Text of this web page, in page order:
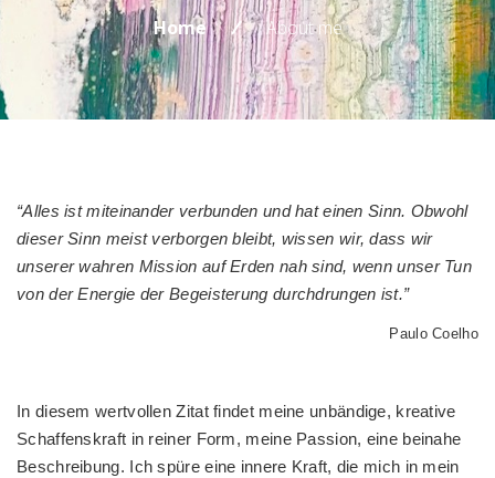
Home About me
“Alles ist miteinander verbunden und hat einen Sinn. Obwohl
dieser Sinn meist verborgen bleibt, wissen wir, dass wir
unserer wahren Mission auf Erden nah sind, wenn unser Tun
von der Energie der Begeisterung durchdrungen ist.”
Paulo Coelho
In diesem wertvollen Zitat findet meine unbändige, kreative
Schaffenskraft in reiner Form, meine Passion, eine beinahe
Beschreibung. Ich spüre eine innere Kraft, die mich in mein